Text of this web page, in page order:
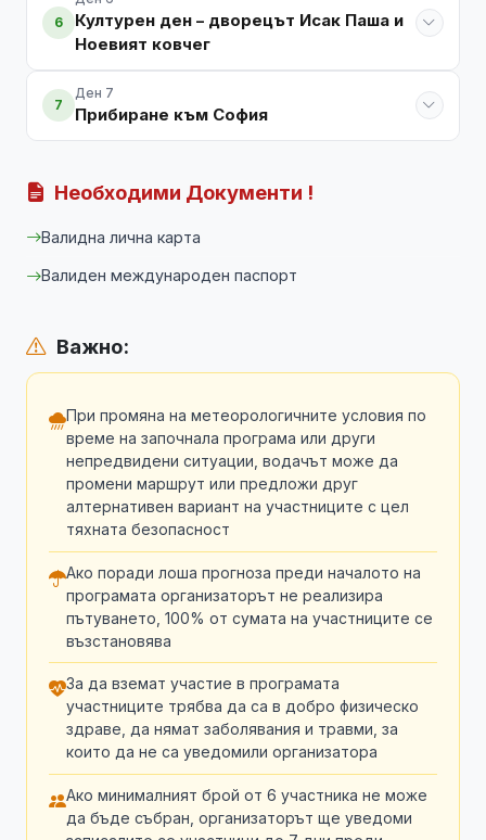
6
Културен ден – дворецът Исак Паша и
Ноевият ковчег
7
Ден 7
Прибиране към София
Необходими Документи !
Валидна лична карта
Валиден международен паспорт
Важно:
При промяна на метеорологичните условия по
време на започнала програма или други
непредвидени ситуации, водачът може да
промени маршрут или предложи друг
алтернативен вариант на участниците с цел
тяхната безопасност
Ако поради лоша прогноза преди началото на
програмата организаторът не реализира
пътуването, 100% от сумата на участниците се
възстановява
За да вземат участие в програмата
участниците трябва да са в добро физическо
здраве, да нямат заболявания и травми, за
които да не са уведомили организатора
Ако минималният брой от 6 участника не може
да бъде събран, организаторът ще уведоми